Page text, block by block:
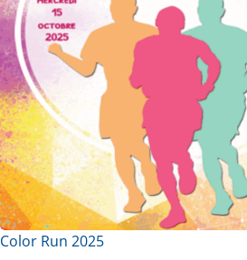
Color Run 2025